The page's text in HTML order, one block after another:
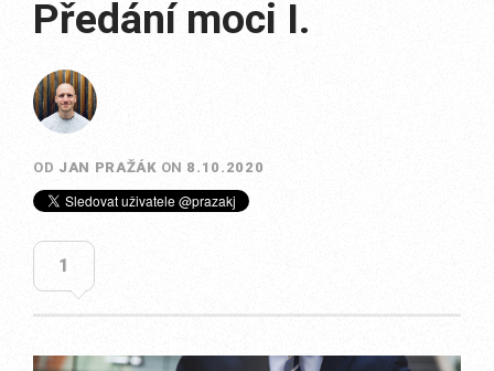
Předání moci I.
OD JAN PRAŽÁK ON 8.10.2020
1